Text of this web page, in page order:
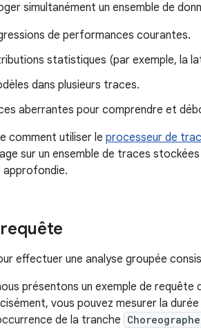
simultanément un ensemble de
de performances courantes.
statistiques (par exemple, la
dans plusieurs traces.
aberrantes pour comprendre et
comment utiliser le processeur de
sur un ensemble de traces
approfondie.
effectuer une analyse groupée
présentons un exemple de requête
vous pouvez mesurer la
de la tranche